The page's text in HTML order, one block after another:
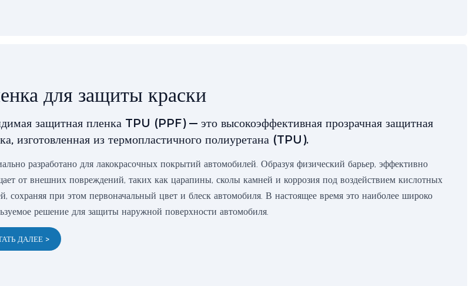
для защиты краски
защитная пленка TPU (PPF) — это высокоэффективная прозрачная защитная
изготовленная из термопластичного полиуретана (TPU).
разработано для лакокрасочных покрытий автомобилей. Образуя физический барьер, эффективно
от внешних повреждений, таких как царапины, сколы камней и коррозия под воздействием кислотных
сохраняя при этом первоначальный цвет и блеск автомобиля. В настоящее время это наиболее широко
решение для защиты наружной поверхности автомобиля.
ДАЛЕЕ >